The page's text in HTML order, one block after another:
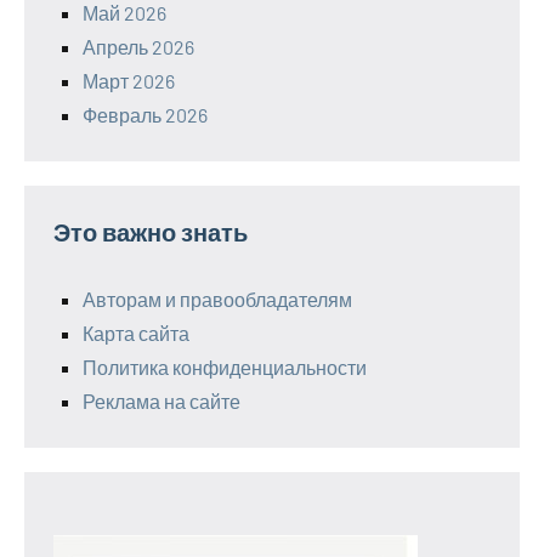
Май 2026
Апрель 2026
Март 2026
Февраль 2026
Это важно знать
Авторам и правообладателям
Карта сайта
Политика конфиденциальности
Реклама на сайте